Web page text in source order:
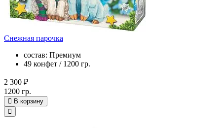
Снежная парочка
состав: Премиум
49 конфет / 1200 гр.
2 300 ₽
1200 гр.
В корзину